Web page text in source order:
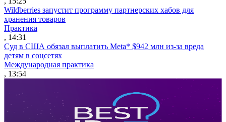
Wildberries запустит программу партнерских хабов для
хранения товаров
Практика
, 14:31
Суд в США обязал выплатить Meta* $942 млн из-за вреда
детям в соцсетях
Международная практика
, 13:54